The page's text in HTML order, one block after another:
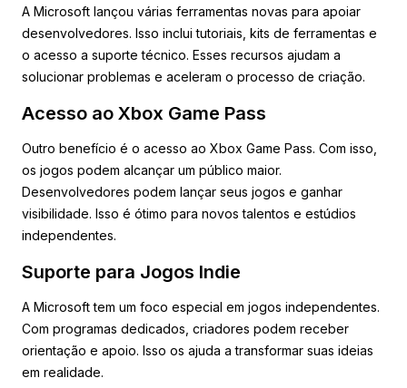
A Microsoft lançou várias ferramentas novas para apoiar
desenvolvedores. Isso inclui tutoriais, kits de ferramentas e
o acesso a suporte técnico. Esses recursos ajudam a
solucionar problemas e aceleram o processo de criação.
Acesso ao Xbox Game Pass
Outro benefício é o acesso ao Xbox Game Pass. Com isso,
os jogos podem alcançar um público maior.
Desenvolvedores podem lançar seus jogos e ganhar
visibilidade. Isso é ótimo para novos talentos e estúdios
independentes.
Suporte para Jogos Indie
A Microsoft tem um foco especial em jogos independentes.
Com programas dedicados, criadores podem receber
orientação e apoio. Isso os ajuda a transformar suas ideias
em realidade.